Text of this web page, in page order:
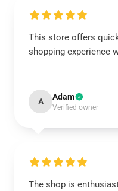
This store offers
shopping experience
A Adam
Verified owner
The shop is